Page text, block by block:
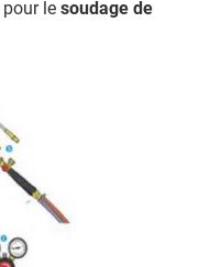
pour le soudage de